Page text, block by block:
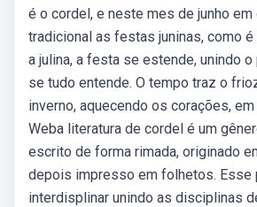
é o cordel, e neste mes de junho em
tradicional as festas juninas, como é
a julina, a festa se estende, unindo
se tudo entende. O tempo traz o
inverno, aquecendo os corações,
Weba literatura de cordel é um
escrito de forma rimada, originado
depois impresso em folhetos. Esse
interdisplinar unindo as disciplinas